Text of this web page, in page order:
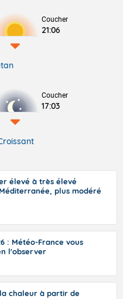
Coucher
21:06
Coucher
17:03
élevé à très élevé
plus modéré
: Météo-France vous
l'observer
chaleur à partir de